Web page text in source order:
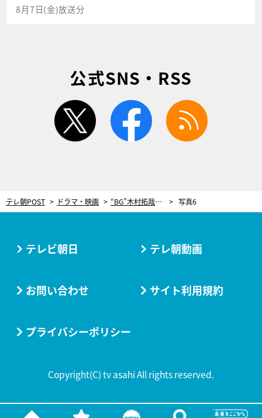
8月7日(金)放送分
公式SNS・RSS
twitter facebook
テレ朝POST ドラマ・映画 “BG”木村拓哉、ついに因縁の相手と直接対決！強い姿勢で“組織の黒い影”に立ち向かう 写真6
テレビ朝日 テレ朝動画
お問い合わせ サイト利用規約
プライバシーポリシー
Copyright(C) tv asahi All rights reserved.